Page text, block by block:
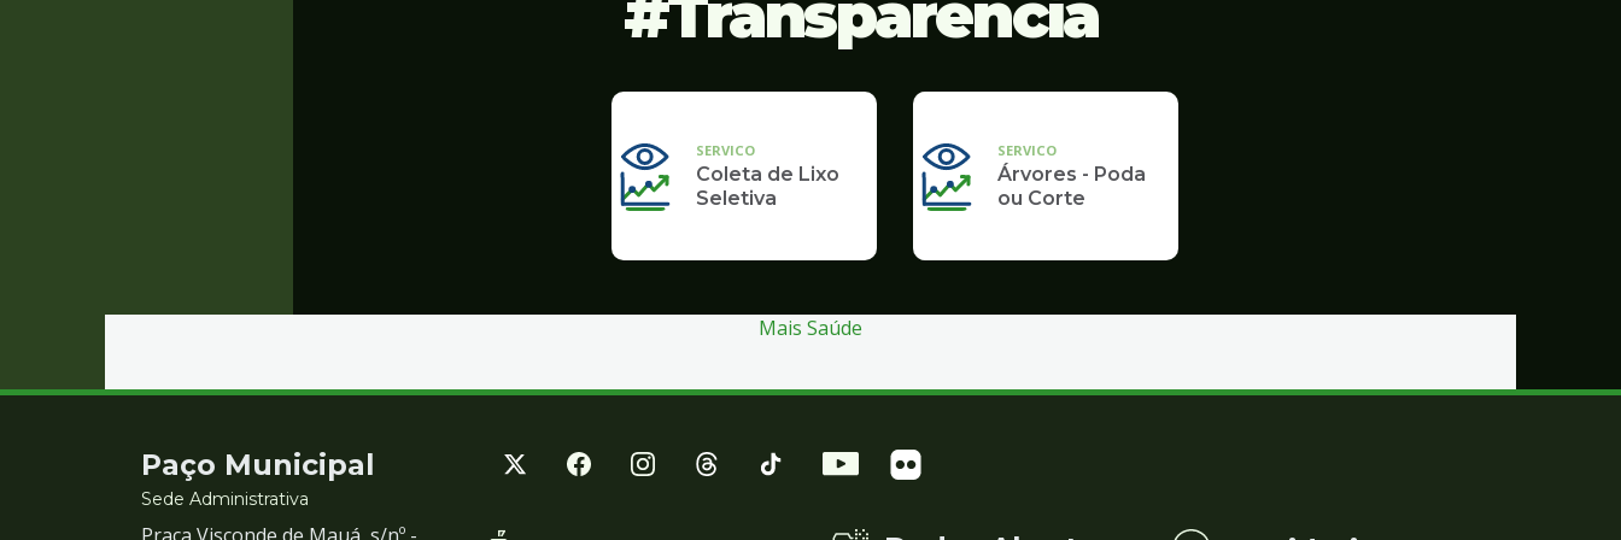
SERVICO
Coleta de Lixo
Seletiva
SERVICO
Árvores - Poda
ou Corte
Mais Saúde
Contato
e
Paço Municipal
Sede Administrativa